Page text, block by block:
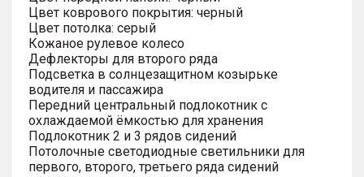
Цвет коврового покрытия: черный
Цвет потолка: серый
Кожаное рулевое колесо
Дефлекторы для второго ряда
Подсветка в солнцезащитном козырьке
водителя и пассажира
Передний центральный подлокотник с
охлаждаемой ёмкостью для хранения
Подлокотник 2 и 3 рядов сидений
Потолочные светодиодные светильники для
первого, второго, третьего ряда сидений